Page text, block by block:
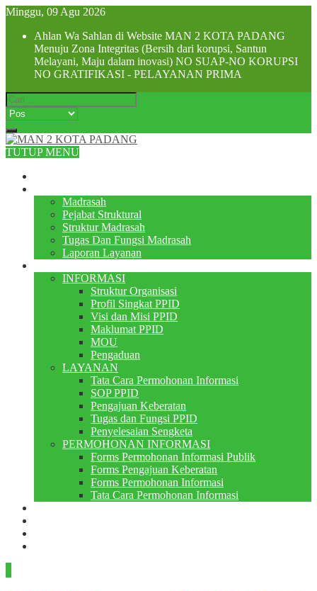
Minggu, 09 Agu 2026
Ahlan Wa Sahlan di Website MAN 2 KOTA PADANG
Menuju Zona Integritas (Bersih dari korupsi, Santun
Melayani, Maju dalam inovasi) NO SUAP-NO KORUPSI
NO GRATIFIKASI - PELAYANAN PRIMA
TUTUP MENU
Madrasah
Pejabat Struktural
Struktur Madrasah
Tugas Dan Fungsi Madrasah
Laporan Layanan
INFORMASI
Struktur Organisasi
Profil Singkat PPID
Visi dan Misi PPID
Maklumat PPID
MOU
Pengaduan
LAYANAN
Tata Cara Permohonan Informasi
SOP PPID
Pengajuan Keberatan
Tugas dan Fungsi PPID
Penyelesaian Sengketa
PERMOHONAN INFORMASI
Forms Permohonan Informasi Publik
Forms Pengajuan Keberatan
Forms Permohonan Informasi
Tata Cara Permohonan Informasi